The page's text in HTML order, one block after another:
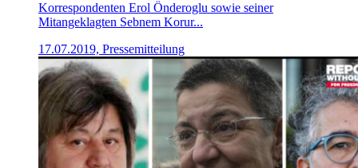
Korrespondenten Erol Önderoglu sowie seiner
Mitangeklagten Sebnem Korur...
17.07.2019, Pressemitteilung